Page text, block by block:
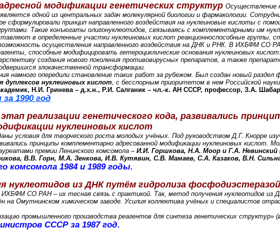
модификации генетических структур Осуществление
одной из центральных задач молекулярной биологии и фармакологии.
сформулировали принцип направленного воздействия на нуклеиновые кислоты с
Такие конъюгаты олигонуклеотидов, связываясь с комплементарными им
в определенные участки нуклеиновых кислот реакционноспособные группы,
возможность осуществления направленного воздействия на ДНК и РНК. В ИХБФМ СО
способные модифицировать гетероциклические основания нуклеиновых кислот.
создания нового поколения противовирусных препаратов, а также
злокачественной трансформации.
намного опередили становление таких работ за рубежом. Был создан новый раздел
дуплексов нуклеиновых кислот, с бесспорным приоритетом в нем Российской
Н.И. Гринева – д.х.н., Р.И. Салганик – чл.-к. АН СССР, профессор, З.А.
1990 год
реализации генетического кода, развивались
нуклеиновых кислот
условия для творческого роста молодых учёных. Под руководством Д.Г. Кнорре
принципы комплементарно адресованной модификации нуклеиновых кислот.
премии Ленинского комсомола – И.И. Горшкова, Н.А. Моор и Г.А.
В.В. Горн, М.А. Зенкова, И.В. Кутявин, С.В. Мамаев, С.А. Казаков, В.Н.
комсомола 1984 и 1989 годы.
нуклеотидов из ДНК путём гидролиза
ИХБФМ СО РАН – их тесная связь с практикой. Так, метод получения нуклеотидов из
на Омутнинском химическом заводе. Усилия коллектива учёных и специалистов
промышленного производства реагентов для синтеза генетических структур» (
СССР за 1987 год.